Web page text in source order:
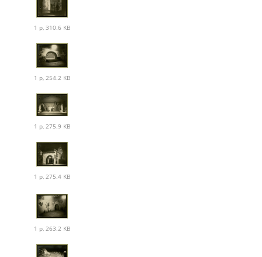
1 p, 310.6 KB
1 p, 254.2 KB
1 p, 275.9 KB
1 p, 275.4 KB
1 p, 263.2 KB